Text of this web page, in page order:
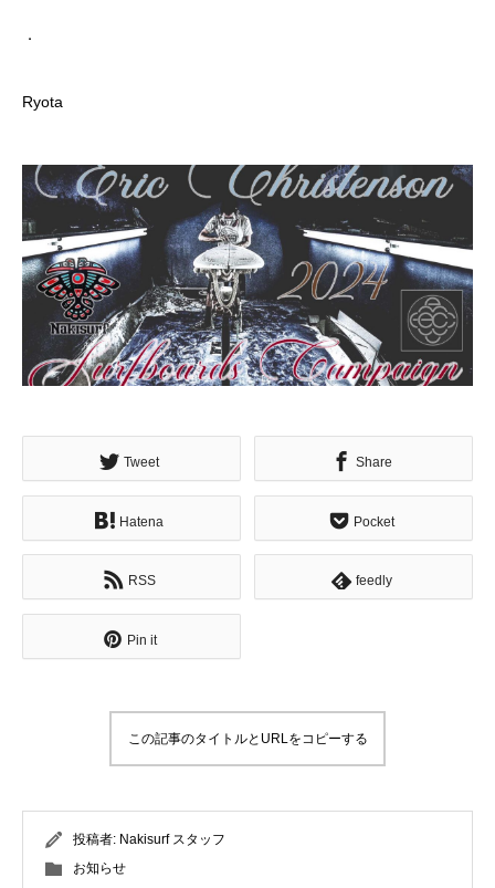
．
Ryota
Tweet Share
Hatena Pocket
RSS feedly
Pin it
この記事のタイトルとURLをコピーする
投稿者: Nakisurf スタッフ
お知らせ